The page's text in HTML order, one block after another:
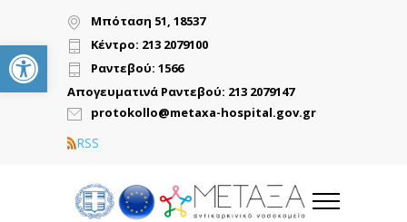
Ανοίξτε τη γραμμή εργαλείων
Μπόταση 51, 18537
Κέντρο: 213 2079100
Ραντεβού: 1566
Απογευματινά Ραντεβού: 213 2079147
protokollo@metaxa-hospital.gov.gr
RSS